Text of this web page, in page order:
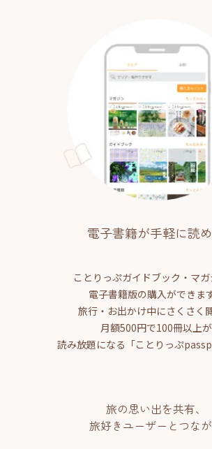
電子書籍が手軽に読
ことりっぷガイドブック・マガ
電子書籍版の購入ができます
旅行・お出かけ中にさくさく
月額500円で100冊以上が
読み放題になる「ことりっぷ
旅の思い出を共有、
旅好きユーザーとつな